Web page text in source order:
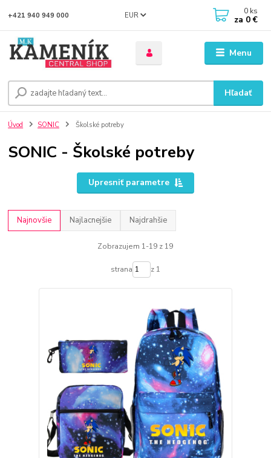
Menu
EUR
Hľadať
+421 940 949 000 0 ks
za 0 €
Úvod SONIC Školské potreby
SONIC - Školské potreby
Upresniť parametre
Najnovšie Najlacnejšie Najdrahšie
Zobrazujem 1-19 z 19
strana z 1